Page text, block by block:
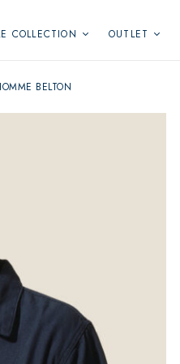
COLLECTION OUTLET
BELTON